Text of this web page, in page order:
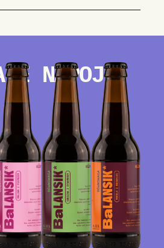
NAPOJE